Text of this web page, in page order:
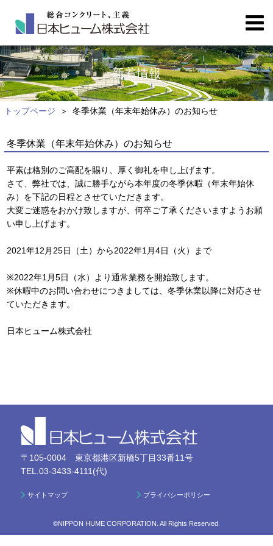
新着情報
トップページ 冬季休業（年末年始休み）のお知らせ
冬季休業（年末年始休み）のお知らせ
平素は格別のご高配を賜り、厚く御礼を申し上げます。
さて、弊社では、誠に勝手ながら本年度の冬季休暇（年末年始休
み）を下記の日程とさせていただきます。
大変ご迷惑をおかけ致しますが、何卒ご了承くださいますようお願
い申し上げます。
2021年12月25日（土）から2022年1月4日（火）まで
※2022年1月5日（水）より通常業務を開始致します。
※休暇中のお問い合わせにつきましては、冬季休業以降に対応させ
ていただきます。
日本ヒューム株式会社
〒105-0004 東京都港区新橋5丁目33番11号
TEL.03-3433-4111(代)
サイトマップ プライバシーポリシー
©NIPPON HUME CORPORATION. All Rights Reserved.